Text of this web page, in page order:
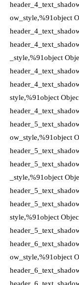
ow_style,%91object
_style,%91object
style,%91object
ow_style,%91object
_style,%91object
style,%91object
ow_style,%91object